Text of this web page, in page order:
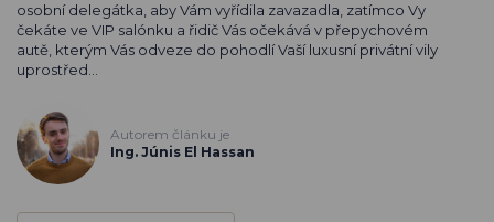
osobní delegátka, aby Vám vyřídila zavazadla, zatímco Vy
čekáte ve VIP salónku a řidič Vás očekává v přepychovém
autě, kterým Vás odveze do pohodlí Vaší luxusní privátní vily
uprostřed…
Autorem článku je
Ing. Júnis El Hassan